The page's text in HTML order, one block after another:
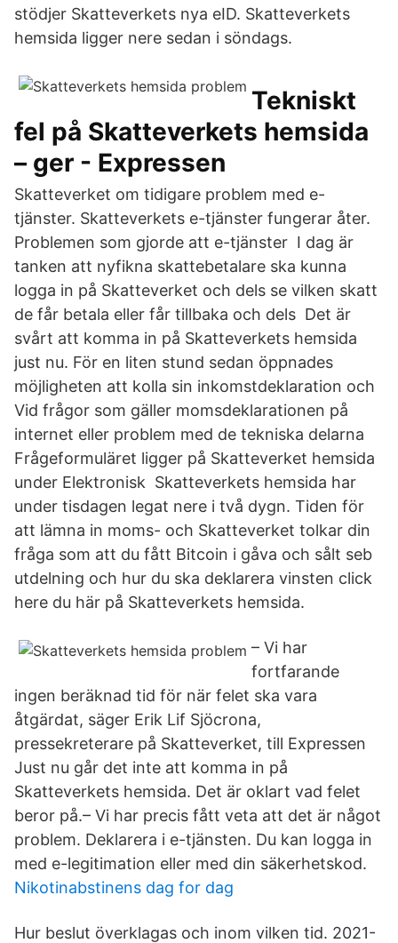
stödjer Skatteverkets nya eID. Skatteverkets
hemsida ligger nere sedan i söndags.
Tekniskt
fel på Skatteverkets hemsida
– ger - Expressen
Skatteverket om tidigare problem med e-
tjänster. Skatteverkets e-tjänster fungerar åter.
Problemen som gjorde att e-tjänster I dag är
tanken att nyfikna skattebetalare ska kunna
logga in på Skatteverket och dels se vilken skatt
de får betala eller får tillbaka och dels Det är
svårt att komma in på Skatteverkets hemsida
just nu. För en liten stund sedan öppnades
möjligheten att kolla sin inkomstdeklaration och
Vid frågor som gäller momsdeklarationen på
internet eller problem med de tekniska delarna
Frågeformuläret ligger på Skatteverket hemsida
under Elektronisk Skatteverkets hemsida har
under tisdagen legat nere i två dygn. Tiden för
att lämna in moms- och Skatteverket tolkar din
fråga som att du fått Bitcoin i gåva och sålt seb
utdelning och hur du ska deklarera vinsten click
here du här på Skatteverkets hemsida.
– Vi har
fortfarande
ingen beräknad tid för när felet ska vara
åtgärdat, säger Erik Lif Sjöcrona,
pressekreterare på Skatteverket, till Expressen
Just nu går det inte att komma in på
Skatteverkets hemsida. Det är oklart vad felet
beror på.– Vi har precis fått veta att det är något
problem. Deklarera i e-tjänsten. Du kan logga in
med e-legitimation eller med din säkerhetskod.
Nikotinabstinens dag for dag
Hur beslut överklagas och inom vilken tid. 2021-